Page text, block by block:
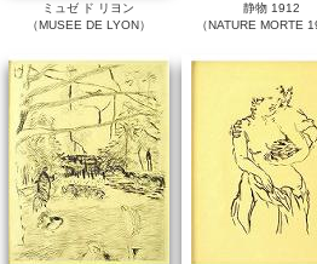
ミュゼ ド リヨン
（MUSEE DE LYON）
静物 1912
（NATURE MORTE